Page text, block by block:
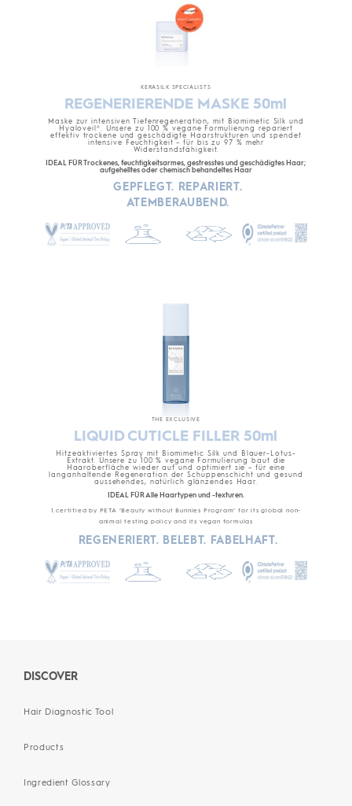
KERASILK SPECIALISTS
REGENERIERENDE MASKE 50ml
Maske zur intensiven Tiefenregeneration, mit Biomimetic Silk und
Hyaloveil®. Unsere zu 100 % vegane Formulierung repariert
effektiv trockene und geschädigte Haarstrukturen und spendet
intensive Feuchtigkeit – für bis zu 97 % mehr
Widerstandsfähigkeit.
IDEAL FÜR Trockenes, feuchtigkeitsarmes, gestresstes und geschädigtes Haar;
aufgehelltes oder chemisch behandeltes Haar
GEPFLEGT. REPARIERT.
ATEMBERAUBEND.
THE EXCLUSIVE
LIQUID CUTICLE FILLER 50ml
Hitzeaktiviertes Spray mit Biomimetic Silk und Blauer-Lotus-
Extrakt. Unsere zu 100 % vegane Formulierung baut die
Haaroberfläche wieder auf und optimiert sie – für eine
langanhaltende Regeneration der Schuppenschicht und gesund
aussehendes, natürlich glänzendes Haar.
IDEAL FÜR Alle Haartypen und -texturen.
1.certified by PETA ‘Beauty without Bunnies Program’ for its global non-
animal testing policy and its vegan formulas
REGENERIERT. BELEBT. FABELHAFT.
DISCOVER
Hair Diagnostic Tool
Products
Ingredient Glossary